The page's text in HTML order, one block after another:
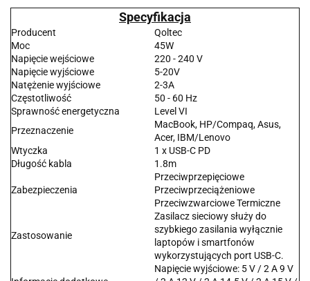
Specyfikacja
Producent
Qoltec
Moc
45W
Napięcie wejściowe
220 - 240 V
Napięcie wyjściowe
5-20V
Natężenie wyjściowe
2-3A
Częstotliwość
50 - 60 Hz
Sprawność energetyczna
Level VI
Przeznaczenie
MacBook, HP/Compaq, Asus,
Acer, IBM/Lenovo
Wtyczka
1 x USB-C PD
Długość kabla
1.8m
Zabezpieczenia
Przeciwprzepięciowe
Przeciwprzeciążeniowe
Przeciwzwarciowe Termiczne
Zastosowanie
Zasilacz sieciowy służy do
szybkiego zasilania wyłącznie
laptopów i smartfonów
wykorzystujących port USB-C.
Napięcie wyjściowe: 5 V / 2 A 9 V